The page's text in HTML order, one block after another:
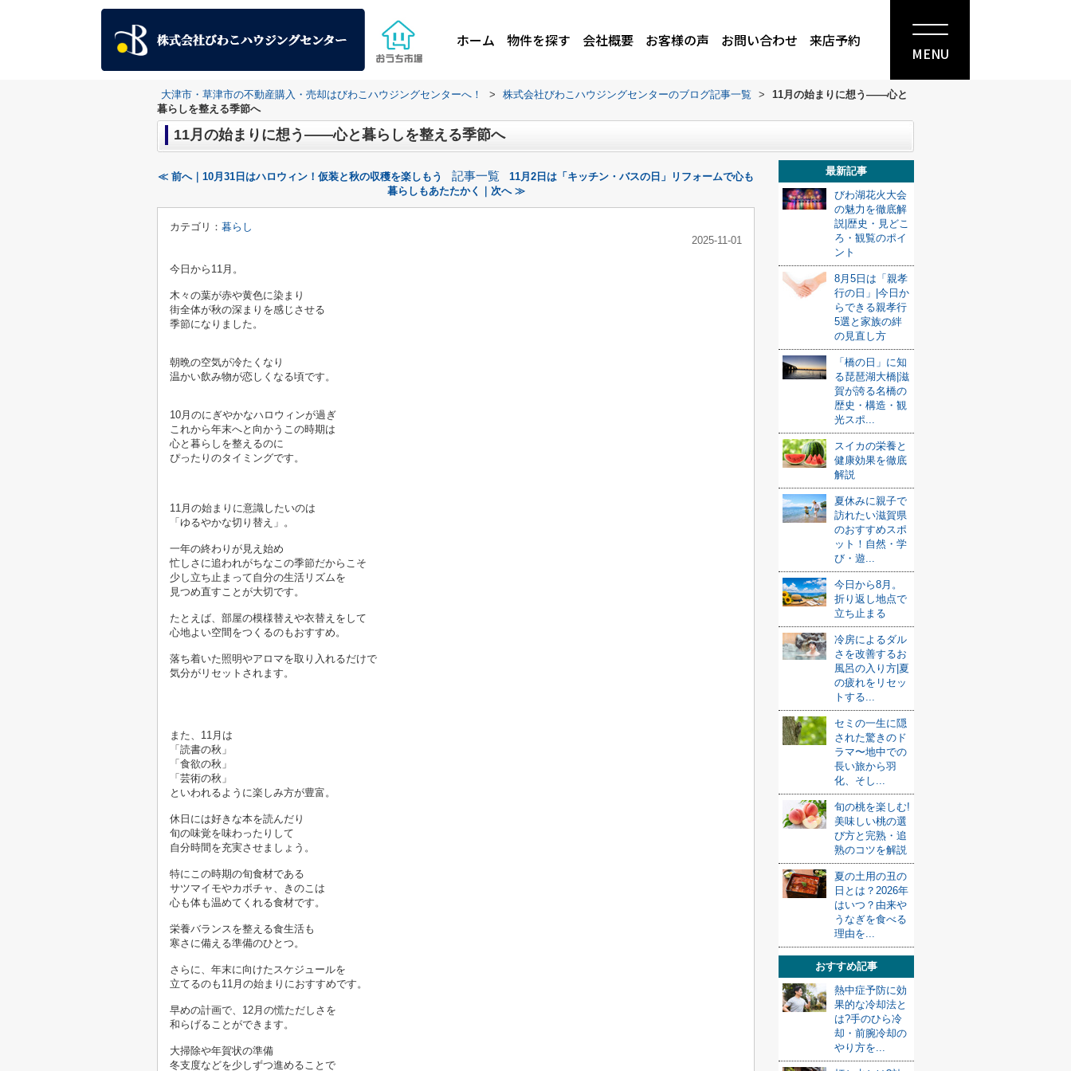
ホーム 物件を探す 会社概要 お客様の声 お問い合わせ 来店予約
MENU
大津市・草津市の不動産購入・売却はびわこハウジングセンターへ！ > 株式会社びわこハウジングセンターのブログ記事一覧 >
11月の始まりに想う——心と
暮らしを整える季節へ
11月の始まりに想う——心と暮らしを整える季節へ
≪ 前へ｜10月31日はハロウィン！仮装と秋の収穫を楽しもう 記事一覧
11月2日は「キッチン・バスの日」リフォームで心も
暮らしもあたたかく｜次へ ≫
カテゴリ： 暮らし
2025-11-01
今日から11月。
木々の葉が赤や黄色に染まり
街全体が秋の深まりを感じさせる
季節になりました。
朝晩の空気が冷たくなり
温かい飲み物が恋しくなる頃です。
10月のにぎやかなハロウィンが過ぎ
これから年末へと向かうこの時期は
心と暮らしを整えるのに
ぴったりのタイミングです。
11月の始まりに意識したいのは
「ゆるやかな切り替え」。
一年の終わりが見え始め
忙しさに追われがちなこの季節だからこそ
少し立ち止まって自分の生活リズムを
見つめ直すことが大切です。
たとえば、部屋の模様替えや衣替えをして
心地よい空間をつくるのもおすすめ。
落ち着いた照明やアロマを取り入れるだけで
気分がリセットされます。
また、11月は
「読書の秋」
「食欲の秋」
「芸術の秋」
といわれるように楽しみ方が豊富。
休日には好きな本を読んだり
旬の味覚を味わったりして
自分時間を充実させましょう。
特にこの時期の旬食材である
サツマイモやカボチャ、きのこは
心も体も温めてくれる食材です。
栄養バランスを整える食生活も
寒さに備える準備のひとつ。
さらに、年末に向けたスケジュールを
立てるのも11月の始まりにおすすめです。
早めの計画で、12月の慌ただしさを
和らげることができます。
大掃除や年賀状の準備
冬支度などを少しずつ進めることで
最新記事
びわ湖花火大会
の魅力を徹底解
説|歴史・見どこ
ろ・観覧のポイ
ント
8月5日は「親孝
行の日」|今日か
らできる親孝行
5選と家族の絆
の見直し方
「橋の日」に知
る琵琶湖大橋|滋
賀が誇る名橋の
歴史・構造・観
光スポ...
スイカの栄養と
健康効果を徹底
解説
夏休みに親子で
訪れたい滋賀県
のおすすめスポ
ット！自然・学
び・遊...
今日から8月。
折り返し地点で
立ち止まる
冷房によるダル
さを改善するお
風呂の入り方|夏
の疲れをリセッ
トする...
セミの一生に隠
された驚きのド
ラマ〜地中での
長い旅から羽
化、そし...
旬の桃を楽しむ!
美味しい桃の選
び方と完熟・追
熟のコツを解説
夏の土用の丑の
日とは？2026年
はいつ？由来や
うなぎを食べる
理由を...
おすすめ記事
熱中症予防に効
果的な冷却法と
は?手のひら冷
却・前腕冷却の
やり方を...